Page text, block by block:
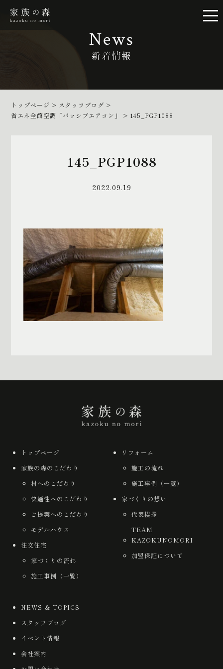
News
新着情報
トップページ > スタッフブログ >
省エネ全館空調「パッシブエアコン」
> 145_PGP1088
145_PGP1088
2022.09.19
トップページ
家族の森のこだわり
材へのこだわり
快適性へのこだわり
ご提案へのこだわり
モデルハウス
注文住宅
家づくりの流れ
施工事例（一覧）
リフォーム
施工の流れ
施工事例（一覧）
家づくりの想い
代表挨拶
TEAM
KAZOKUNOMORI
加盟保証について
NEWS ＆ TOPICS
スタッフブログ
イベント情報
会社案内